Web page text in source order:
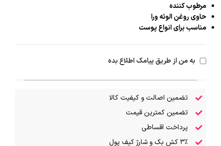
مرطوب کننده
حاوی روغن الوئه ورا
مناسب برای انواع پوست
به من از طریق پیامک اطلاع بده
تضمین اصالت و کیفیت کالا
تضمین کمترین قیمت
پرداخت اقساطی
۳٪ کش بک و شارژ کیف پول